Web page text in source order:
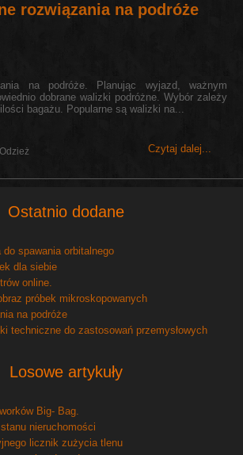
rozwiązania na podróże
na podróże. Planując wyjazd, ważnym
dobrane walizki podróżne. Wybór zależy
bagażu. Popularne są walizki na...
Czytaj dalej...
Ostatnio dodane
spawania orbitalnego
dla siebie
online.
próbek mikroskopowanych
na podróże
techniczne do zastosowań przemysłowych
Losowe artykuły
Big- Bag.
nieruchomości
licznik zużycia tlenu